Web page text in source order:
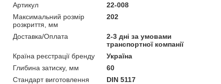
Артикул
22-008
Максимальний розмір
розкриття, мм
202
Доставка/Оплата
2-3 дні за умовами
транспортної компанії
Країна реєстрації бренду
Україна
Глибина затиску, мм
60
Стандарт виготовлення
DIN 5117